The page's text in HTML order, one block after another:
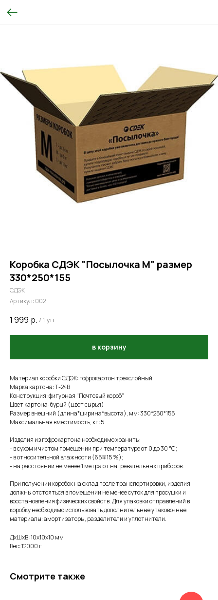
Коробка СДЭК "Посылочка M" размер
330*250*155
СДЭК
Артикул: 002
1 999 р. / 1 уп
в корзину
Материал коробки СДЭК: гофрокартон трехслойный
Марка картона: Т-24В
Конструкция: фигурная "Почтовый короб"
Цвет картона: бурый (цвет сырья)
Размер внешний (длина*ширина*высота), мм: 330*250*155
Максимальная вместимость, кг: 5
Изделия из гофрокартона необходимо хранить:
- в сухом и чистом помещении при температуре от 0 до 30 ℃ ;
- в относительной влажности (65∓15 %);
- на расстоянии не менее 1 метра от нагревательных приборов.
При получении коробок на склад после транспортировки, изделия
должны отстояться в помещении не менее суток для просушки и
восстановления физических свойств. Для упаковки отправлений в
коробку необходимо использовать дополнительные упаковочные
материалы: амортизаторы, разделители и уплотнители.
ДxШxВ: 10x10x10 мм
Вес: 12000 г
Смотрите также